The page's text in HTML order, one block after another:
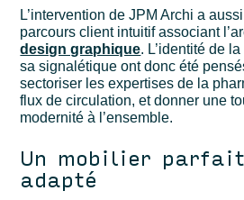
L’intervention de JPM Archi a
parcours client intuitif associant
design graphique. L’identité de
sa signalétique ont donc été
sectoriser les expertises de la
flux de circulation, et donner une
modernité à l’ensemble.
Un mobilier
adapté